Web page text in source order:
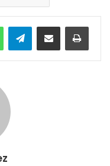
WhatsAppTelegramCompartir por correo electrónico